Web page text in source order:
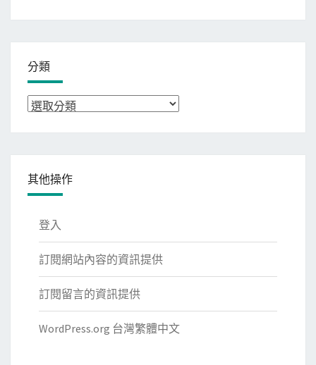
分類
分
其他操作
登入
訂閱網站內容的資訊提供
訂閱留言的資訊提供
WordPress.org 台灣繁體中文